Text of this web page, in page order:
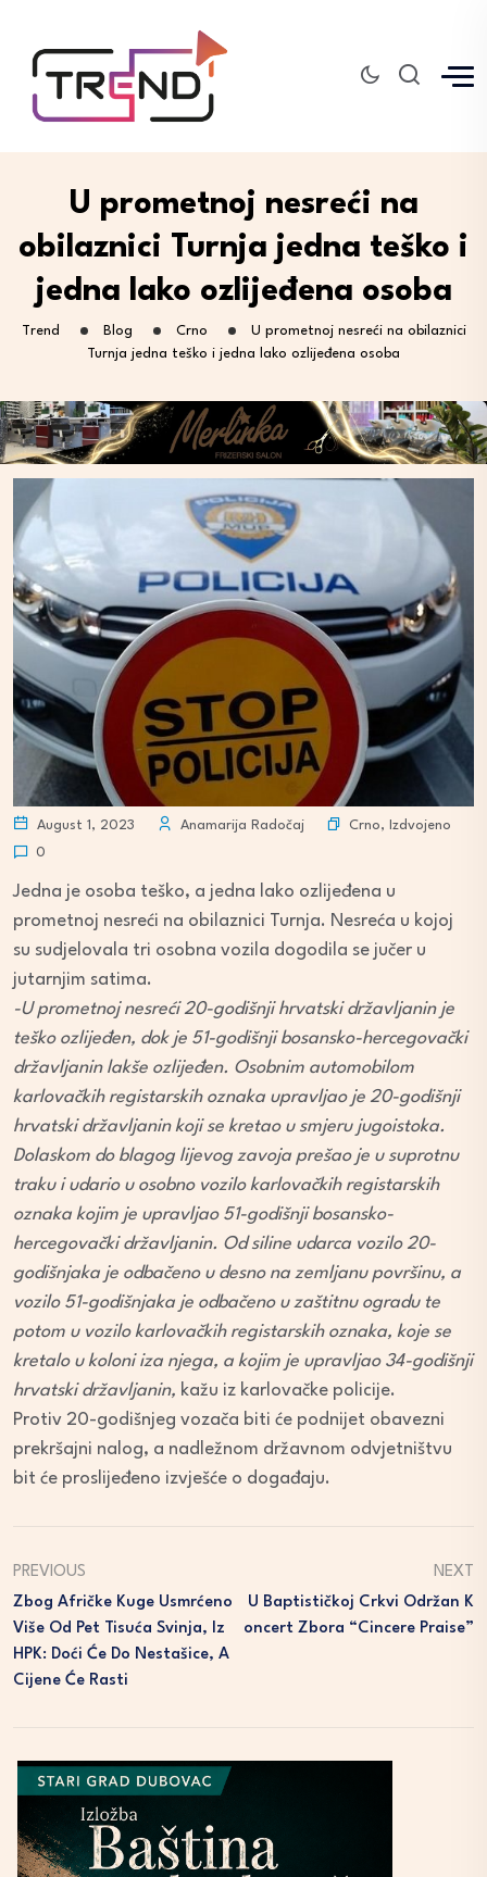
U prometnoj nesreći na
obilaznici Turnja jedna teško i
jedna lako ozlijeđena osoba
Trend Blog Crno
U prometnoj nesreći na obilaznici
Turnja jedna teško i jedna lako ozlijeđena osoba
August 1, 2023 Anamarija Radočaj Crno,
Izdvojeno
0
Jedna je osoba teško, a jedna lako ozlijeđena u
prometnoj nesreći na obilaznici Turnja. Nesreća u kojoj
su sudjelovala tri osobna vozila dogodila se jučer u
jutarnjim satima.
-U prometnoj nesreći 20-godišnji hrvatski državljanin je
teško ozlijeđen, dok je 51-godišnji bosansko-hercegovački
državljanin lakše ozlijeđen. Osobnim automobilom
karlovačkih registarskih oznaka upravljao je 20-godišnji
hrvatski državljanin koji se kretao u smjeru jugoistoka.
Dolaskom do blagog lijevog zavoja prešao je u suprotnu
traku i udario u osobno vozilo karlovačkih registarskih
oznaka kojim je upravljao 51-godišnji bosansko-
hercegovački državljanin. Od siline udarca vozilo 20-
godišnjaka je odbačeno u desno na zemljanu površinu, a
vozilo 51-godišnjaka je odbačeno u zaštitnu ogradu te
potom u vozilo karlovačkih registarskih oznaka, koje se
kretalo u koloni iza njega, a kojim je upravljao 34-godišnji
hrvatski državljanin, kažu iz karlovačke policije.
Protiv 20-godišnjeg vozača biti će podnijet obavezni
prekršajni nalog, a nadležnom državnom odvjetništvu
bit će proslijeđeno izvješće o događaju.
PREVIOUS
Zbog Afričke Kuge Usmrćeno
Više Od Pet Tisuća Svinja, Iz
HPK: Doći Će Do Nestašice, A
Cijene Će Rasti
NEXT
U Baptističkoj Crkvi Održan K
Oncert Zbora “Cincere Praise”